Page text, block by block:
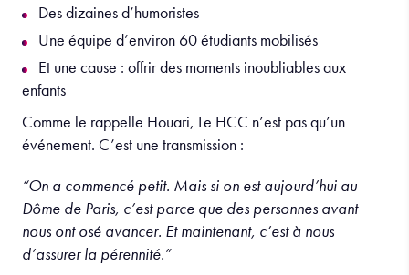
Des dizaines d’humoristes
Une équipe d’environ 60 étudiants mobilisés
Et une cause : offrir des moments inoubliables aux
enfants
Comme le rappelle Houari, Le HCC n’est pas qu’un
événement. C’est une transmission :
“On a commencé petit. Mais si on est aujourd’hui au
Dôme de Paris, c’est parce que des personnes avant
nous ont osé avancer. Et maintenant, c’est à nous
d’assurer la pérennité.”